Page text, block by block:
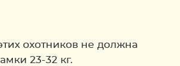
охотников не должна
23-32 кг.